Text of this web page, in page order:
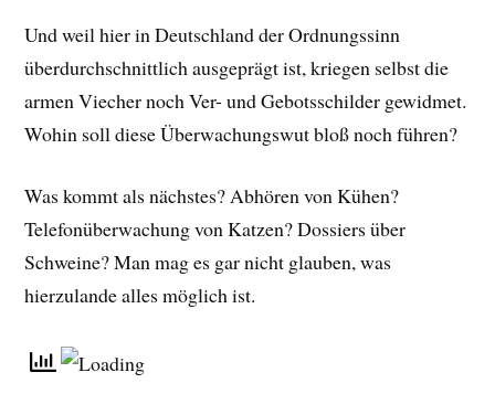
Und weil hier in Deutschland der Ordnungssinn
überdurchschnittlich ausgeprägt ist, kriegen selbst die
armen Viecher noch Ver- und Gebotsschilder gewidmet.
Wohin soll diese Überwachungswut bloß noch führen?
Was kommt als nächstes? Abhören von Kühen?
Telefonüberwachung von Katzen? Dossiers über
Schweine? Man mag es gar nicht glauben, was
hierzulande alles möglich ist.